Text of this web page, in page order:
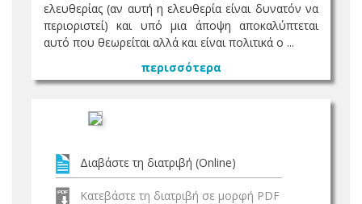
ελευθερίας (αν αυτή η ελευθερία είναι δυνατόν να
περιοριστεί) και υπό μια άποψη αποκαλύπτεται
αυτό που θεωρείται αλλά και είναι πολιτικά ο ...
περισσότερα
Διαβάστε τη διατριβή (Online)
Κατεβάστε τη διατριβή σε μορφή PDF